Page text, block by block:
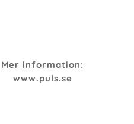
Mer information:
www.puls.se